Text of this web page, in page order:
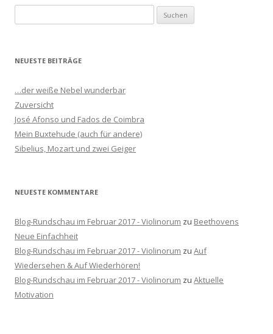
u
h
n
a
c
h
NEUESTE BEITRÄGE
…der weiße Nebel wunderbar
Zuversicht
José Afonso und Fados de Coimbra
Mein Buxtehude (auch für andere)
Sibelius, Mozart und zwei Geiger
NEUESTE KOMMENTARE
Blog-Rundschau im Februar 2017 - Violinorum zu Beethovens
Neue Einfachheit
Blog-Rundschau im Februar 2017 - Violinorum zu Auf
Wiedersehen & Auf Wiederhören!
Blog-Rundschau im Februar 2017 - Violinorum zu Aktuelle
Motivation